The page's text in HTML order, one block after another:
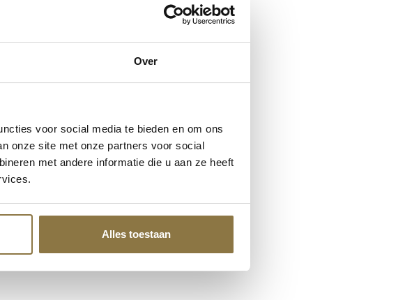
Over
voor social media te bieden en om ons
onze site met onze partners voor social
met andere informatie die u aan ze heeft
Alles toestaan